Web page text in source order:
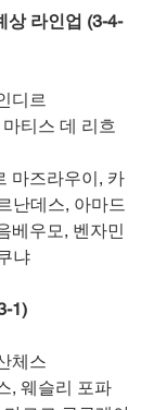
상 라인업 (3-4-
디르
티스 데 리흐
마즈라우이, 카
난데스, 아마드
베우모, 벤자민
냐
1)
체스
, 웨슬리 포파